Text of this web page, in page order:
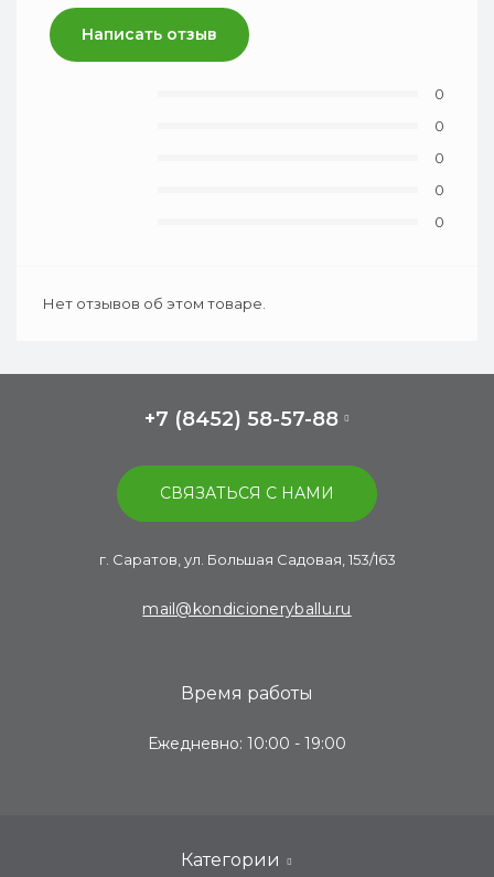
Написать отзыв
0
0
0
0
0
Нет отзывов об этом товаре.
+7 (8452) 58-57-88
СВЯЗАТЬСЯ С НАМИ
г. Саратов, ул. Большая Садовая, 153/163
mail@kondicioneryballu.ru
Категории
Время работы
Ежедневно: 10:00 - 19:00